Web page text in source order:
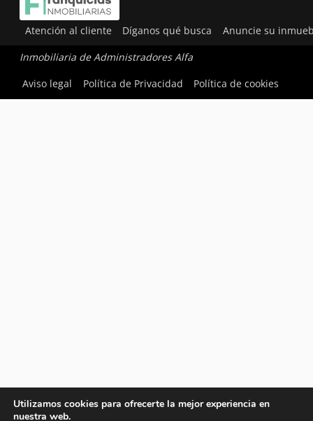
Atención al cliente Díganos qué busca Anuncie su
Inmobiliaria de Administradores Alfa
Aviso legal
Política de Privacidad Política de cookies
Utilizamos cookies para ofrecerte la mejor experiencia en
nuestra web.